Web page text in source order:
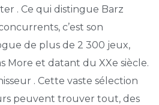
. Ce qui distingue Barz
c’est son
de plus de 2 300 jeux,
More et datant du XXe siècle.
. Cette vaste sélection
peuvent trouver tout, des